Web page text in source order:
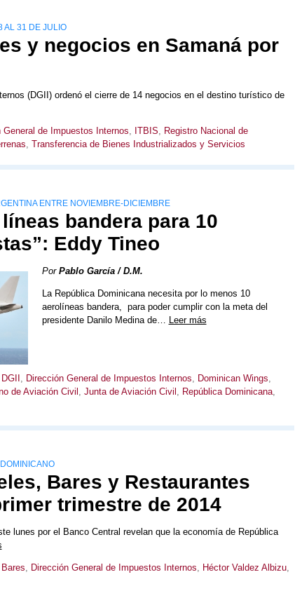
AL 31 DE JULIO
y negocios en Samaná por
(DGII) ordenó el cierre de 14 negocios en el destino turístico de
General de Impuestos Internos, ITBIS, Registro Nacional de
, Transferencia de Bienes Industrializados y Servicios
ENTRE NOVIEMBRE-DICIEMBRE
bandera para 10
Eddy Tineo
Por Pablo García / D.M.
La República Dominicana necesita por lo menos 10
aerolíneas bandera, para poder cumplir con la meta del
presidente Danilo Medina de… Leer más
DGII , Dirección General de Impuestos Internos, Dominican Wings,
de Aviación Civil , Junta de Aviación Civil , República Dominicana,
Bares y Restaurantes
trimestre de 2014
lunes por el Banco Central revelan que la economía de República
Bares, Dirección General de Impuestos Internos, Héctor Valdez Albizu,